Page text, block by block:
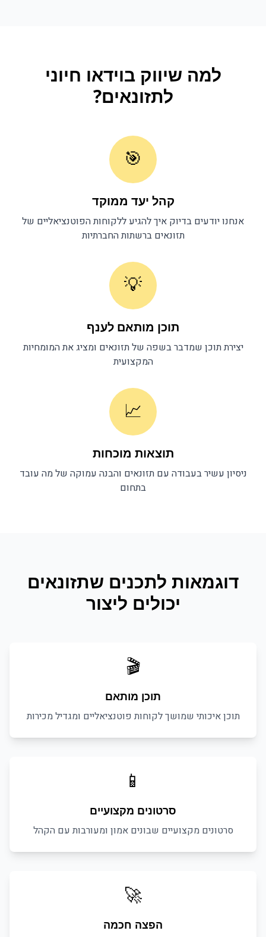
למה שיווק בוידאו חיוני
לתזונאים?
🎯
קהל יעד ממוקד
אנחנו יודעים בדיוק איך להגיע ללקוחות הפוטנציאליים של
תזונאים ברשתות החברתיות
💡
תוכן מותאם לענף
יצירת תוכן שמדבר בשפה שלתזונאים ומציג את המומחיות
המקצועית
📈
תוצאות מוכחות
ניסיון עשיר בעבודה עםתזונאים והבנה עמוקה של מה עובד
בתחום
דוגמאות לתכנים שתזונאים
יכולים ליצור
🎬
תוכן מותאם
תוכן איכותי שמושך לקוחות פוטנציאליים ומגדיל מכירות
📱
סרטונים מקצועיים
סרטונים מקצועיים שבונים אמון ומעורבות עם הקהל
🚀
הפצה חכמה